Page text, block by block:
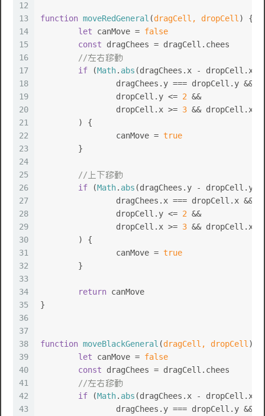
12
13
14
15
16
17
18
19
20
21
22
23
24
25
26
27
28
29
30
31
32
33
34
35
36
37
38
39
40
41
42
43
function moveRedGeneral (dragCell, dropCell ) {
let canMove = false
const dragChees = dragCell. chees
//左右移動
if (Math. abs (dragChees. x - dropCell. x
		dragChees.
y === dropCell. y &&
		dropCell.
y <= 2 &&
		dropCell.
x >= 3 && dropCell. x
	) {
		canMove =
true
	}
//上下移動
if (Math. abs (dragChees. y - dropCell. y
		dragChees.
x === dropCell. x &&
		dropCell.
y <= 2 &&
		dropCell.
x >= 3 && dropCell. x
	) {
		canMove =
true
	}
return canMove
}
function moveBlackGeneral (dragCell, dropCell ) {
let canMove = false
const dragChees = dragCell. chees
//左右移動
if (Math. abs (dragChees. x - dropCell. x
		dragChees.
y === dropCell. y &&